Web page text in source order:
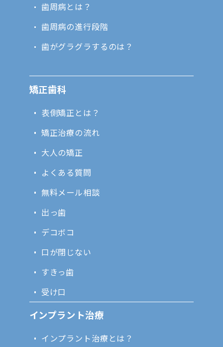
歯周病とは？
歯周病の進行段階
歯がグラグラするのは？
矯正歯科
表側矯正とは？
矯正治療の流れ
大人の矯正
よくある質問
無料メール相談
出っ歯
デコボコ
口が閉じない
すきっ歯
受け口
インプラント治療
インプラント治療とは？